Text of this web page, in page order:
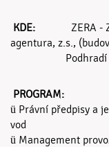
KDE:
ZERA -
agentura, z.s.,
PROGRAM:
ü Právní předpisy a
vod
ü Management